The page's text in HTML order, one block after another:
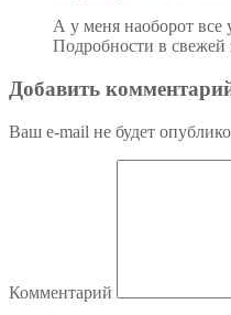
А у меня наоборот все
Подробности в свежей
Добавить
Ваш e-mail не будет
Комментарий